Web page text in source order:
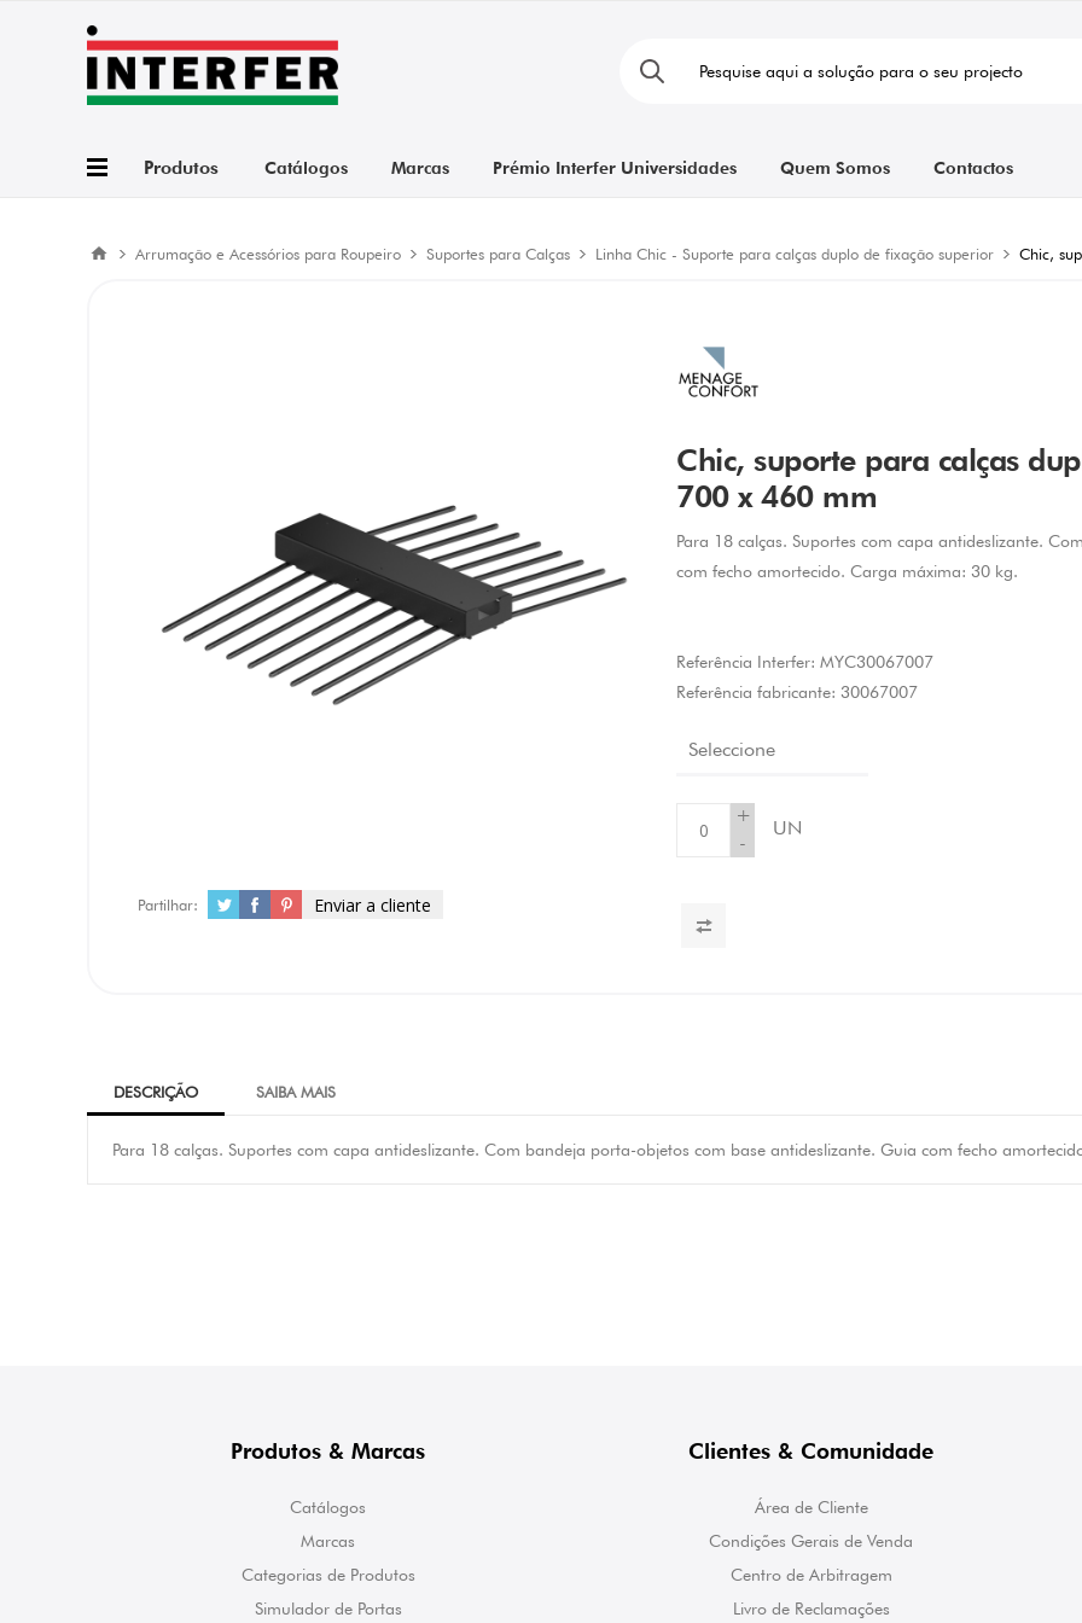
Produtos Catálogos Marcas Prémio Interfer Universidades Quem Somos Contactos
Arrumação e Acessórios para Roupeiro Suportes para Calças Linha Chic - Suporte para calças duplo de fixação superior Chic,
Chic, suporte para calças
700 x 460 mm
Para 18 calças. Suportes com capa antideslizante.
com fecho amortecido. Carga máxima: 30 kg.
Referência Interfer: MYC30067007
Referência fabricante: 30067007
Seleccione
+
-
UN
Partilhar: Enviar a cliente
DESCRIÇÃO SAIBA MAIS
Para 18 calças. Suportes com capa antideslizante. Com bandeja porta-objetos com base antideslizante. Guia com fecho
Produtos & Marcas
Catálogos
Marcas
Categorias de Produtos
Simulador de Portas
Clientes & Comunidade
Área de Cliente
Condições Gerais de Venda
Centro de Arbitragem
Livro de Reclamações